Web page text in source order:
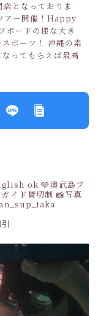
となっておりま
アー開催！Happy
ボードの様な大き
ポーツ！ 沖縄の素
ってもらえば最高
ok 🩵奥武島ブ
ガイド貸切制 📸写真